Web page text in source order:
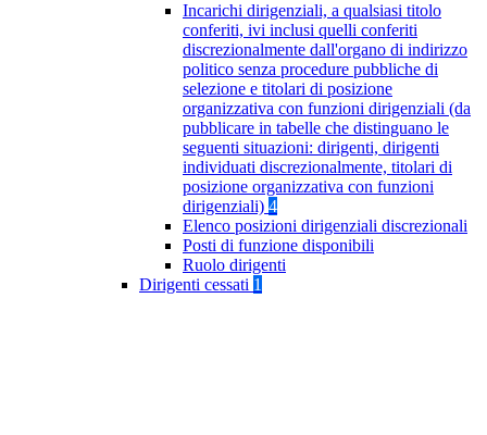
Incarichi dirigenziali, a qualsiasi titolo
conferiti, ivi inclusi quelli conferiti
discrezionalmente dall'organo di indirizzo
politico senza procedure pubbliche di
selezione e titolari di posizione
organizzativa con funzioni dirigenziali (da
pubblicare in tabelle che distinguano le
seguenti situazioni: dirigenti, dirigenti
individuati discrezionalmente, titolari di
posizione organizzativa con funzioni
dirigenziali) 4
Elenco posizioni dirigenziali discrezionali
Posti di funzione disponibili
Ruolo dirigenti
Dirigenti cessati 1